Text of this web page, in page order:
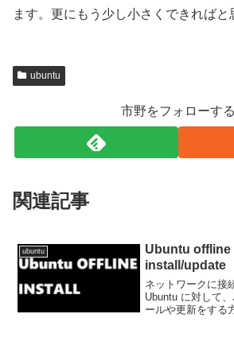
ます。更にもう少し小さくできればと
ubuntu
市野をフォローする
関連記事
ubuntu
Ubuntu offline
install/update
ネットワークに接
Ubuntu に対して
ールや更新をする